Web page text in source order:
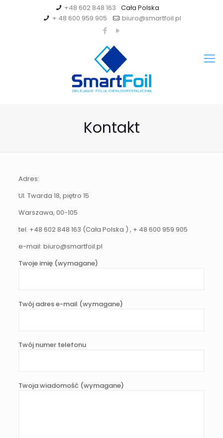
+48 602 848 163
+ 48 600 959 905
biuro@smartfoil.pl
Kontakt
Adres:
Ul. Twarda 18, piętro 15
Warszawa, 00-105
tel. +48 602 848 163 (Cała Polska ) , + 48 600 959 905
e-mail: biuro@smartfoil.pl
Twoje imię (wymagane)
Twój adres e-mail (wymagane)
Twój numer telefonu
Twoja wiadomość (wymagane)